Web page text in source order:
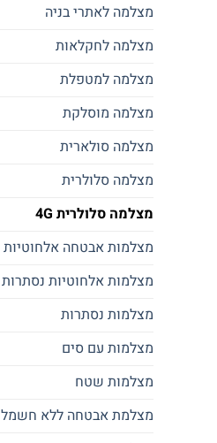
מצלמה לאתרי בניה
מצלמה לחקלאות
מצלמה למטפלת
מצלמה מוסלקת
מצלמה סולארית
מצלמה סלולרית
מצלמה סלולרית 4G
מצלמות אבטחה אלחוטיות
מצלמות אלחוטיות נסתרות
מצלמות נסתרות
מצלמות עם סים
מצלמות שטח
מצלמת אבטחה ללא חשמל